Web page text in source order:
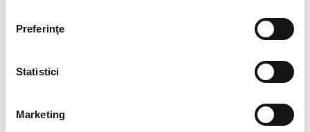
Preferinţe
Statistici
Marketing
Think ahead!